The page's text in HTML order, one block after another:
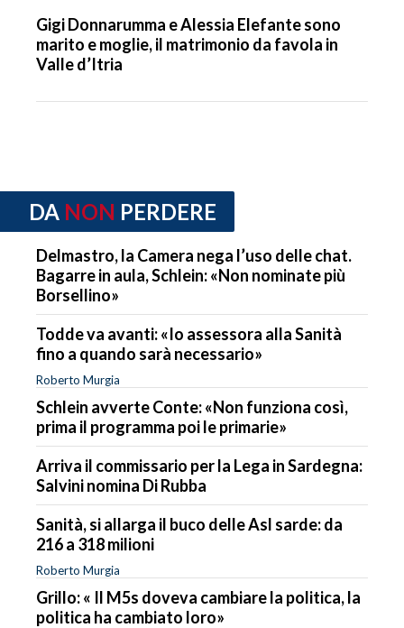
Gigi Donnarumma e Alessia Elefante sono
marito e moglie, il matrimonio da favola in
Valle d’Itria
DA NON PERDERE
Delmastro, la Camera nega l’uso delle chat.
Bagarre in aula, Schlein: «Non nominate più
Borsellino»
Todde va avanti: «Io assessora alla Sanità
fino a quando sarà necessario»
Roberto Murgia
Schlein avverte Conte: «Non funziona così,
prima il programma poi le primarie»
Arriva il commissario per la Lega in Sardegna:
Salvini nomina Di Rubba
Sanità, si allarga il buco delle Asl sarde: da
216 a 318 milioni
Roberto Murgia
Grillo: « Il M5s doveva cambiare la politica, la
politica ha cambiato loro»